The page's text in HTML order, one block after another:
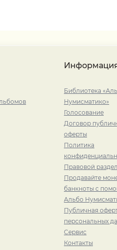
Библиотека
Нумисматико»
Голосование
Договор
оферты
Политика
Правовой раздел
Продавайте
банкноты с
Альбо
Публичная
персональных
Сервис
Контакты